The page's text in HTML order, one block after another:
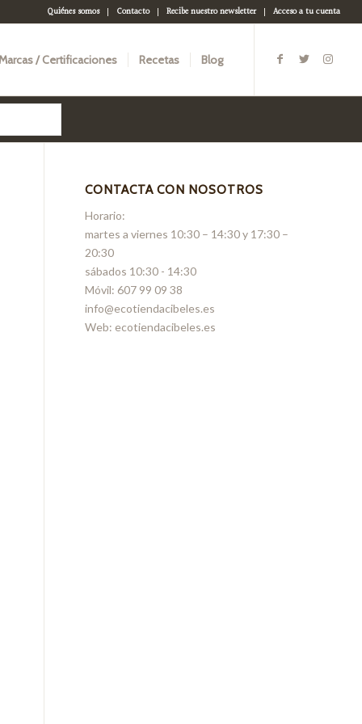
Quiénes somos Contacto Recibe nuestro newsletter Acceso a tu cuenta
/ Certificaciones Recetas Blog
CONTACTA CON NOSOTROS
Horario:
martes a viernes 10:30 – 14:30 y 17:30 –
20:30
sábados 10:30 - 14:30
Móvil: 607 99 09 38
info@ecotiendacibeles.es
Web: ecotiendacibeles.es